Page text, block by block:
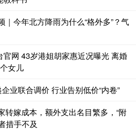
｜今年北方降雨为什么“格外多”？气
网 43岁港姐胡家惠近况曝光 离婚
女儿
业联合调价 行业告别低价“内卷”
转嫁成本，额外支出名目繁多，“附
措手不及